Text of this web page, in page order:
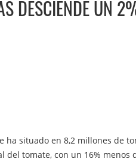
DESCIENDE UN
situado en 8,2 millones de
tomate, con un 16%